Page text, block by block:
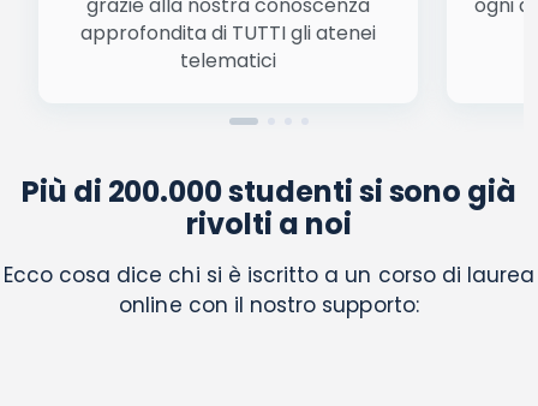
approfondita di TUTTI gli atenei
telematici
Più di 200.000 studenti si sono già
rivolti a noi
Ecco cosa dice chi si è iscritto a un corso di laurea
online con il nostro supporto: